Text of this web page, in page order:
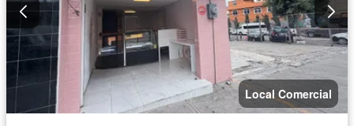
Local Comercial